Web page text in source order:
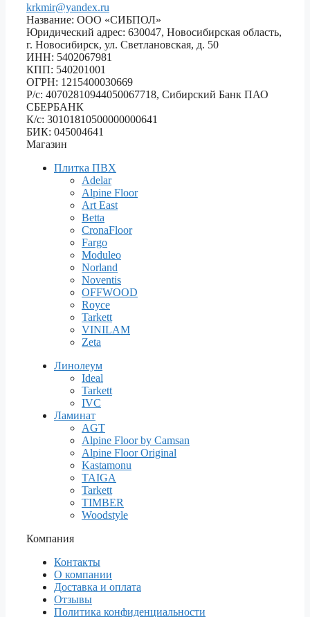
krkmir@yandex.ru
Название: ООО «СИБПОЛ»
Юридический адрес: 630047, Новосибирская область,
г. Новосибирск, ул. Светлановская, д. 50
ИНН: 5402067981
КПП: 540201001
ОГРН: 1215400030669
Р/с: 40702810944050067718, Сибирский Банк ПАО
СБЕРБАНК
К/с: 30101810500000000641
БИК: 045004641
Магазин
Плитка ПВХ
Adelar
Alpine Floor
Art East
Betta
CronaFloor
Fargo
Moduleo
Norland
Noventis
OFFWOOD
Royce
Tarkett
VINILAM
Zeta
Линолеум
Ideal
Tarkett
IVC
Ламинат
AGT
Alpine Floor by Camsan
Alpine Floor Original
Kastamonu
TAIGA
Tarkett
TIMBER
Woodstyle
Компания
Контакты
О компании
Доставка и оплата
Отзывы
Политика конфиденциальности